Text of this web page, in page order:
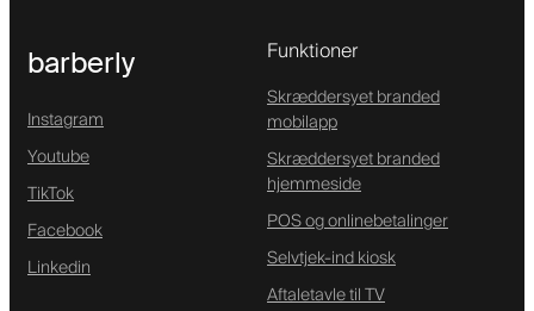
barberly
Instagram
Youtube
TikTok
Facebook
Linkedin
Funktioner
Skræddersyet branded
mobilapp
Skræddersyet branded
hjemmeside
POS og onlinebetalinger
Selvtjek-ind kiosk
Aftaletavle til TV